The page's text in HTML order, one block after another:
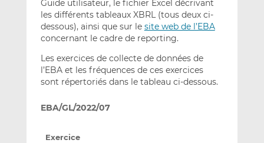
Guide utilisateur, le fichier Excel décrivant
les différents tableaux XBRL (tous deux ci-
dessous), ainsi que sur le site web de l’EBA
concernant le cadre de reporting.
Les exercices de collecte de données de
l’EBA et les fréquences de ces exercices
sont répertoriés dans le tableau ci-dessous.
EBA/GL/2022/07
Exercice